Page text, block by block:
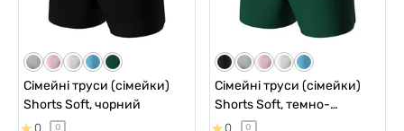
Сімейні труси (сімейки)
Shorts Soft, чорний
0 0
Сімейні труси (сімейки)
Shorts Soft, темно-
зелений
0 0